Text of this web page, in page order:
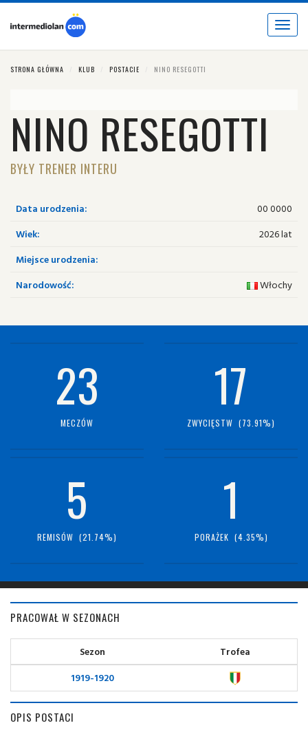
Toggle
STRONA GŁÓWNA KLUB POSTACIE NINO RESEGOTTI
NINO RESEGOTTI
BYŁY TRENER INTERU
Data urodzenia:
00 0000
Wiek:
2026 lat
Miejsce urodzenia:
Narodowość:
Włochy
23
MECZÓW
17
ZWYCIĘSTW (73.91%)
5
REMISÓW (21.74%)
1
PORAŻEK (4.35%)
PRACOWAŁ W SEZONACH
Sezon
Trofea
1919-1920
OPIS POSTACI